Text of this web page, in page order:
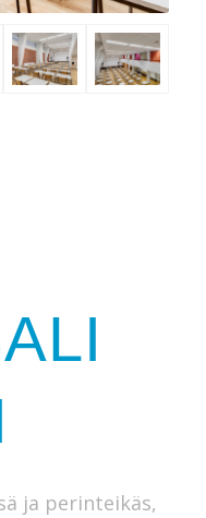
ja perinteikäs,